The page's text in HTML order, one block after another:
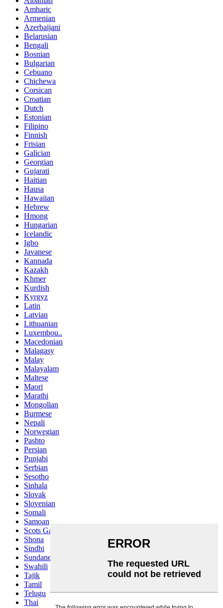
Amharic
Armenian
Azerbaijani
Belarusian
Bengali
Bosnian
Bulgarian
Cebuano
Chichewa
Corsican
Croatian
Dutch
Estonian
Filipino
Finnish
Frisian
Galician
Georgian
Gujarati
Haitian
Hausa
Hawaiian
Hebrew
Hmong
Hungarian
Icelandic
Igbo
Javanese
Kannada
Kazakh
Khmer
Kurdish
Kyrgyz
Latin
Latvian
Lithuanian
Luxembou..
Macedonian
Malagasy
Malay
Malayalam
Maltese
Maori
Marathi
Mongolian
Burmese
Nepali
Norwegian
Pashto
Persian
Punjabi
Serbian
Sesotho
Sinhala
Slovak
Slovenian
Somali
Samoan
Scots Gaelic
Shona
Sindhi
Sundanese
Swahili
Tajik
Tamil
Telugu
Thai